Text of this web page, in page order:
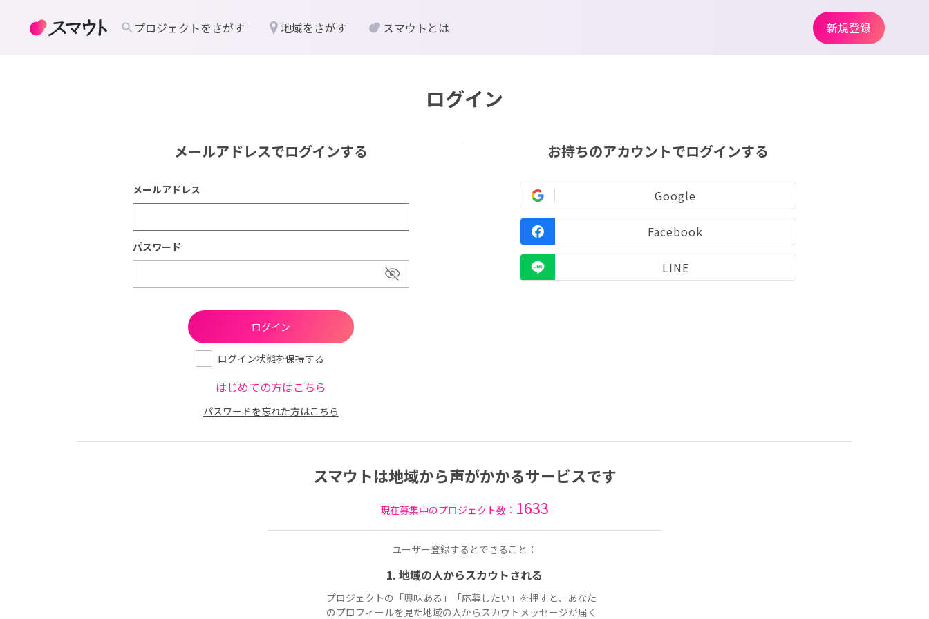
ログイン
メールアドレスでログインする
メールアドレス
パスワード
ログイン状態を保持する
はじめての方はこちら
パスワードを忘れた方はこちら
お持ちのアカウントでログインする
Google
Facebook
LINE
スマウトは地域から声がかかるサービスです
現在募集中のプロジェクト数： 1633
ユーザー登録するとできること：
1. 地域の人からスカウトされる
プロジェクトの「興味ある」「応募したい」を押すと、あなた
のプロフィールを見た地域の人からスカウトメッセージが届く
プロジェクトをさがす 地域をさがす スマウトとは 新規登録